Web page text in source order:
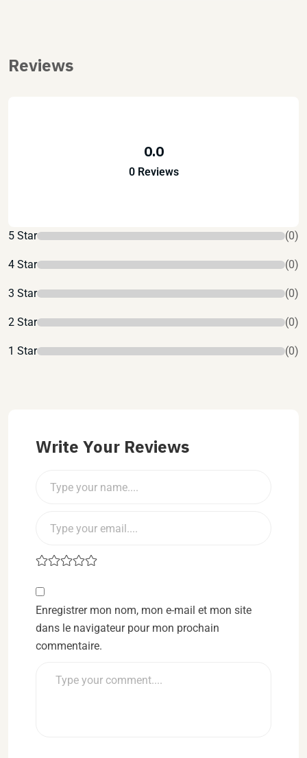
Reviews
0.0
0 Reviews
5 Star (0)
4 Star (0)
3 Star (0)
2 Star (0)
1 Star (0)
Write Your Reviews
Enregistrer mon nom, mon e-mail et mon site
dans le navigateur pour mon prochain
commentaire.